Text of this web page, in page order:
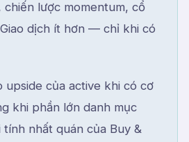
lược momentum, cổ
dịch ít hơn — chỉ khi có
upside của active khi có cơ
khi phần lớn danh mục
nhất quán của Buy &